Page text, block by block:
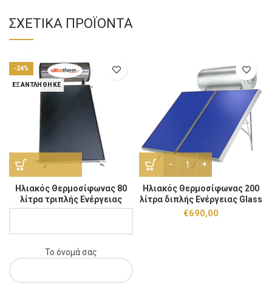
ΣΧΕΤΙΚΆ ΠΡΟΪΌΝΤΑ
-24%
ΕΞΑΝΤΛΉΘΗΚΕ
Ηλιακός Θερμοσίφωνας 80
λίτρα τριπλής Ενέργειας
Glass Επιλεκτικός 1,5m².
Το όνομά σας
Ηλιακός Θερμοσίφωνας
Ηλιακός Θερμοσίφωνας 200
λίτρα διπλής Ενέργειας Glass
Επιλεκτικός 3m².
€690,00